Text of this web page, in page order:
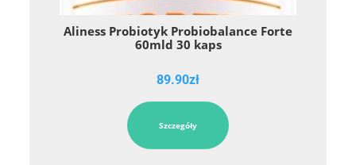
Aliness Probiotyk Probiobalance Forte
60mld 30 kaps
89.90zł
Szczegóły